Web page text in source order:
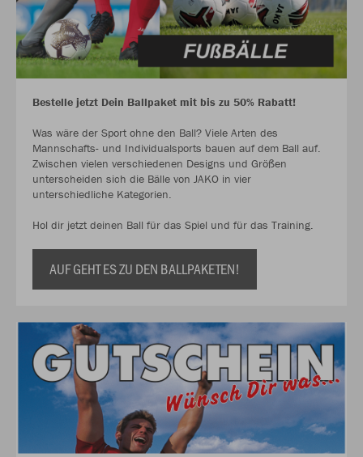
Bestelle jetzt Dein Ballpaket mit bis zu 50% Rabatt!
Was wäre der Sport ohne den Ball? Viele Arten des
Mannschafts- und Individualsports bauen auf dem Ball auf.
Zwischen vielen verschiedenen Designs und Größen
unterscheiden sich die Bälle von JAKO in vier
unterschiedliche Kategorien.
Hol dir jetzt deinen Ball für das Spiel und für das Training.
AUF GEHT ES ZU DEN BALLPAKETEN!